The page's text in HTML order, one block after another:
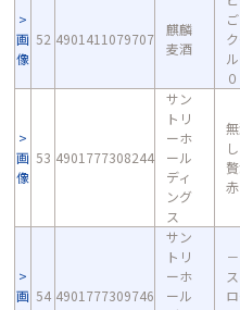
画
像
52 4901411079707
麒麟
麦酒
０
画
像
53 4901777308244
サン
トリ
ーホ
ール
ディ
ング
ス
画 54 4901777309746
サン
トリ
ーホ
ール